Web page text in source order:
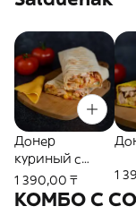
Донер
куриный с
сыром
1 390,00 ₸ 1
КОМБО С